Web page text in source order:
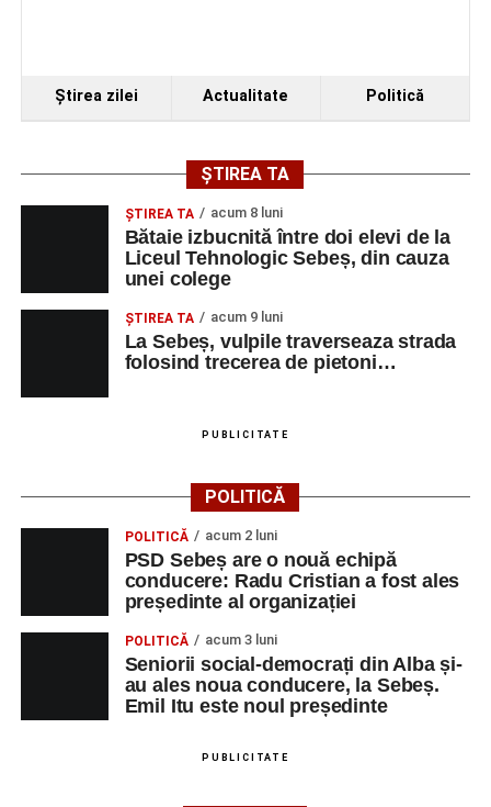
Ştirea zilei Actualitate Politică
ȘTIREA TA
ŞTIREA TA acum 8 luni
Bătaie izbucnită între doi elevi de la
Liceul Tehnologic Sebeș, din cauza
unei colege
ŞTIREA TA acum 9 luni
La Sebeș, vulpile traverseaza strada
folosind trecerea de pietoni…
PUBLICITATE
POLITICĂ
POLITICĂ acum 2 luni
PSD Sebeș are o nouă echipă
conducere: Radu Cristian a fost ales
președinte al organizației
POLITICĂ acum 3 luni
Seniorii social-democrați din Alba și-
au ales noua conducere, la Sebeș.
Emil Itu este noul președinte
PUBLICITATE